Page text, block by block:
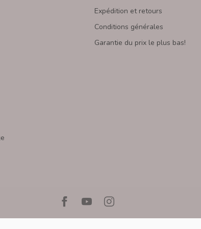
Expédition et retours
Conditions générales
Garantie du prix le plus bas!